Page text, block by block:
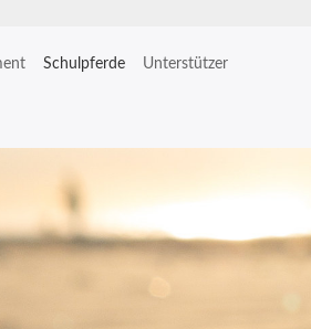
Schulpferde Unterstützer